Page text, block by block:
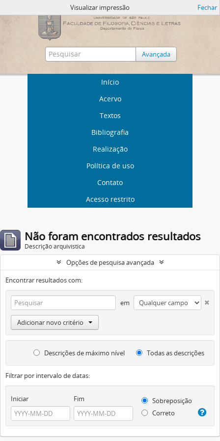
Avançada
Início
Acervo
Textos
Bibliografia
Realização
Política de uso
Contato
Acesso restrito
Visualizar impressão Fechar
Não foram encontrados resultados
Descrição arquivística
Opções de pesquisa avançada
Encontrar resultados com:
em
Adicionar novo critério
Descrições de máximo nível Todas as descrições
Filtrar por intervalo de datas:
Iniciar Fim
Sobreposição
Correto